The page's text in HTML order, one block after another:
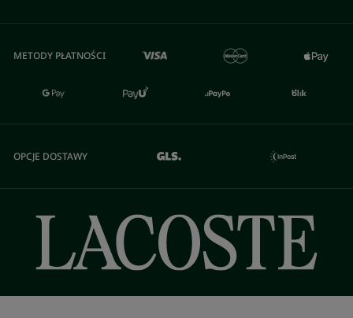
METODY PŁATNOŚCI
OPCJE DOSTAWY